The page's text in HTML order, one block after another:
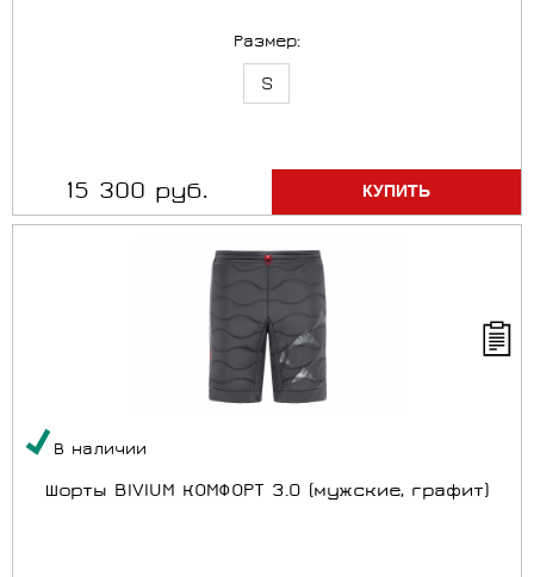
Размер:
S
15 300 руб.
В наличии
Шорты BIVIUM КОМФОРТ 3.0 (мужские, графит)